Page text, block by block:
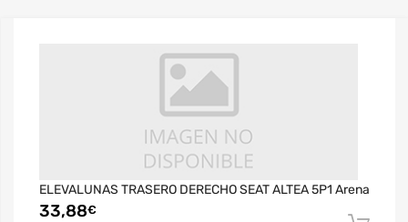
ELEVALUNAS TRASERO DERECHO SEAT ALTEA 5P1 Arena
33,88€